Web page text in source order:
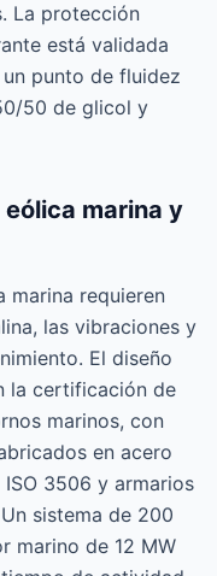
La protección
está validada
un punto de fluidez
50 de glicol y
marina y
marina requieren
las vibraciones y
El diseño
la certificación de
marinos, con
en acero
3506 y armarios
sistema de 200
marino de 12 MW